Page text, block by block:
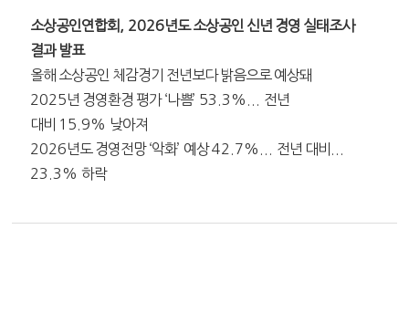
소상공인연합회 , 2026년도 소상공인 신년 경영 실태조사
결과 발표
올해 소상공인 체감경기 전년보다 밝음으로 예상돼
2025년 경영환경 평가‘나쁨’ 53.3%... 전년
대비 15.9% 낮아져
2026년도 경영전망‘악화’ 예상42.7%... 전년 대비
23.3%하락